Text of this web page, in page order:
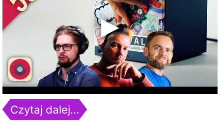
Czytaj dalej…